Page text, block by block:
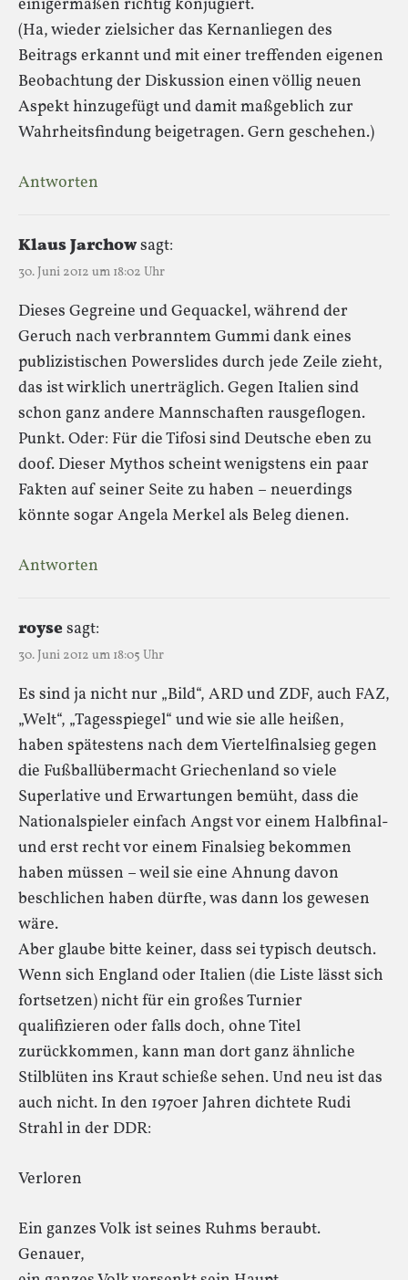
einigermaßen richtig konjugiert.
(Ha, wieder zielsicher das Kernanliegen des
Beitrags erkannt und mit einer treffenden eigenen
Beobachtung der Diskussion einen völlig neuen
Aspekt hinzugefügt und damit maßgeblich zur
Wahrheitsfindung beigetragen. Gern geschehen.)
Antworten
Klaus Jarchowsagt:
30. Juni 2012 um 18:02 Uhr
Dieses Gegreine und Gequackel, während der
Geruch nach verbranntem Gummi dank eines
publizistischen Powerslides durch jede Zeile zieht,
das ist wirklich unerträglich. Gegen Italien sind
schon ganz andere Mannschaften rausgeflogen.
Punkt. Oder: Für die Tifosi sind Deutsche eben zu
doof. Dieser Mythos scheint wenigstens ein paar
Fakten auf seiner Seite zu haben – neuerdings
könnte sogar Angela Merkel als Beleg dienen.
Antworten
roysesagt:
30. Juni 2012 um 18:05 Uhr
Es sind ja nicht nur „Bild“, ARD und ZDF, auch FAZ,
„Welt“, „Tagesspiegel“ und wie sie alle heißen,
haben spätestens nach dem Viertelfinalsieg gegen
die Fußballübermacht Griechenland so viele
Superlative und Erwartungen bemüht, dass die
Nationalspieler einfach Angst vor einem Halbfinal-
und erst recht vor einem Finalsieg bekommen
haben müssen – weil sie eine Ahnung davon
beschlichen haben dürfte, was dann los gewesen
wäre.
Aber glaube bitte keiner, dass sei typisch deutsch.
Wenn sich England oder Italien (die Liste lässt sich
fortsetzen) nicht für ein großes Turnier
qualifizieren oder falls doch, ohne Titel
zurückkommen, kann man dort ganz ähnliche
Stilblüten ins Kraut schieße sehen. Und neu ist das
auch nicht. In den 1970er Jahren dichtete Rudi
Strahl in der DDR:
Verloren
Ein ganzes Volk ist seines Ruhms beraubt.
Genauer,